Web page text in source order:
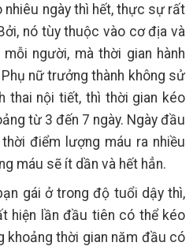
nhiêu ngày thì hết, thực sự rất
nó tùy thuộc vào cơ địa và
người, mà thời gian hành
nữ trưởng thành không sử
thai nội tiết, thì thời gian kéo
từ 3 đến 7 ngày. Ngày đầu
điểm lượng máu ra nhiều
máu sẽ ít dần và hết hẳn.
gái ở trong độ tuổi dậy thì,
hiện lần đầu tiên có thể kéo
khoảng thời gian năm đầu có